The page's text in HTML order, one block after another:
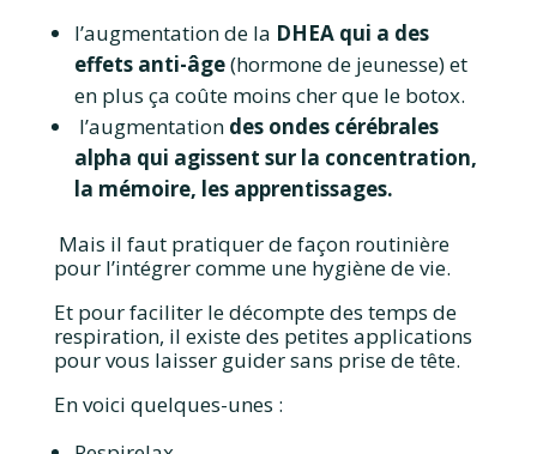
l’augmentation de la DHEA qui a des
effets anti-âge(hormone de jeunesse) et
en plus ça coûte moins cher que le botox.
l’augmentation des ondes cérébrales
alpha qui agissent sur la concentration,
la mémoire, les apprentissages.
Mais il faut pratiquer de façon routinière
pour l’intégrer comme une hygiène de vie.
Et pour faciliter le décompte des temps de
respiration, il existe des petites applications
pour vous laisser guider sans prise de tête.
En voici quelques-unes :